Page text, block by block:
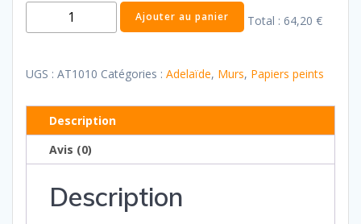
quantité
de
10
Ajouter au panier Total : 64,20 €
UGS : AT1010 Catégories : Adelaïde, Murs, Papiers peints
Description
Avis (0)
Description